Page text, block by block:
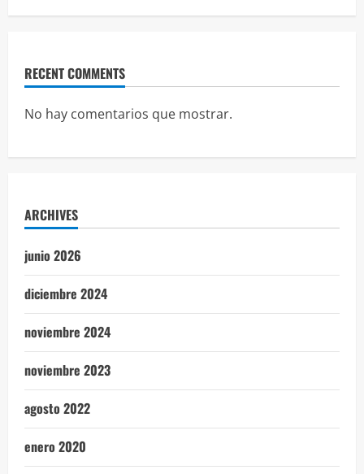
RECENT COMMENTS
No hay comentarios que mostrar.
ARCHIVES
junio 2026
diciembre 2024
noviembre 2024
noviembre 2023
agosto 2022
enero 2020